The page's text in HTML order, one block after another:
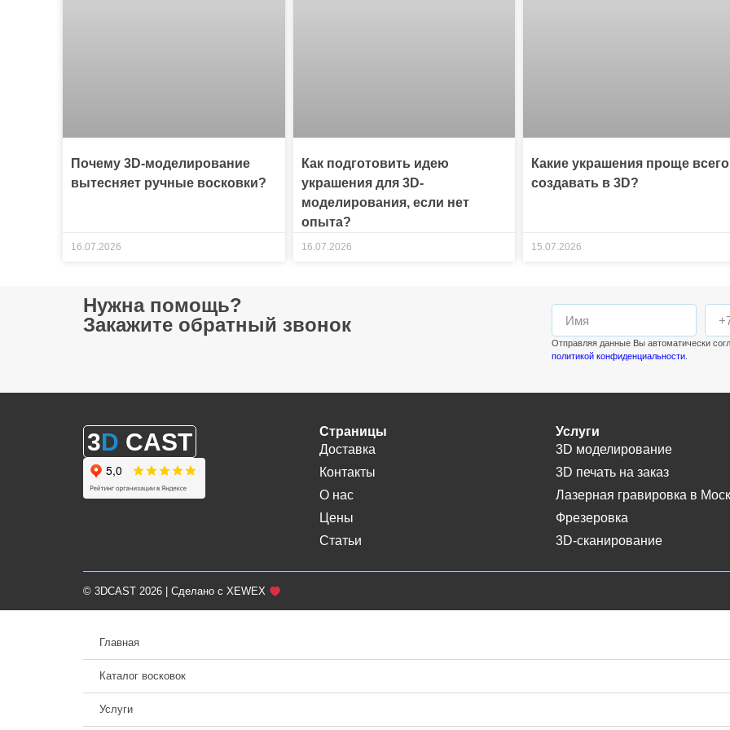
Почему 3D-моделирование
вытесняет ручные восковки?
16.07.2026
Как подготовить идею
украшения для 3D-
моделирования, если нет
опыта?
16.07.2026
Какие украшения проще всего
создавать в 3D?
15.07.2026
Нужна помощь?
Закажите обратный звонок
Отправляя данные Вы автоматически
политикой конфиденциальности.
3D CAST
Страницы
Доставка
Контакты
О нас
Цены
Статьи
Услуги
3D моделирование
3D печать на заказ
Лазерная гравировка в
Фрезеровка
3D-сканирование
© 3DCAST 2026 | Сделано с XEWEX
Главная
Каталог восковок
Услуги